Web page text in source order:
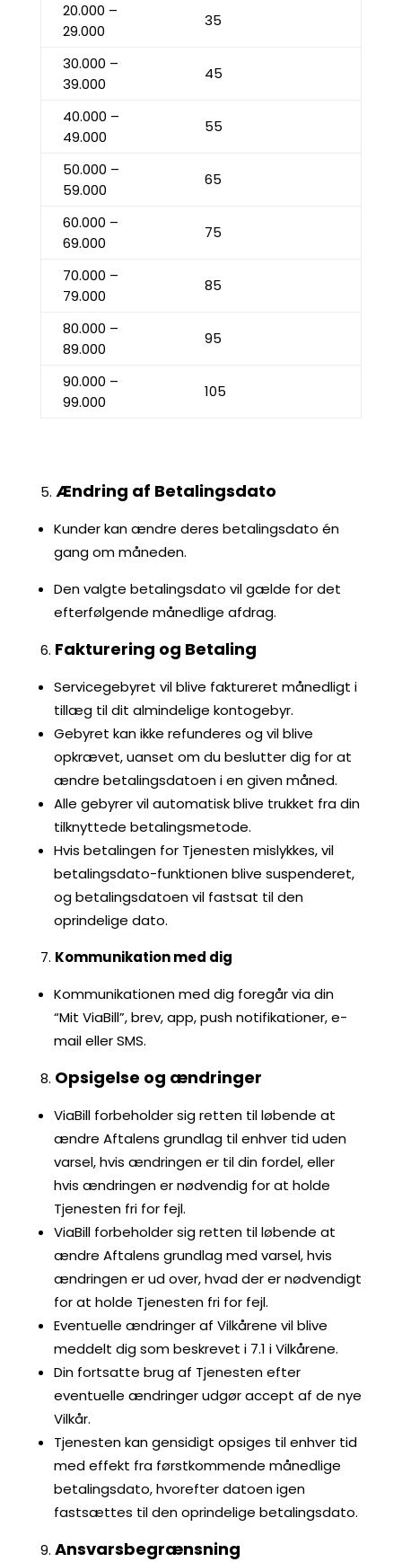
20.000 –
29.000
35
30.000 –
39.000
45
40.000 –
49.000
55
50.000 –
59.000
65
60.000 –
69.000
75
70.000 –
79.000
85
80.000 –
89.000
95
90.000 –
99.000
105
Ændring af Betalingsdato
Kunder kan ændre deres betalingsdato én
gang om måneden.
Den valgte betalingsdato vil gælde for det
efterfølgende månedlige afdrag.
Fakturering og Betaling
Servicegebyret vil blive faktureret månedligt i
tillæg til dit almindelige kontogebyr.
Gebyret kan ikke refunderes og vil blive
opkrævet, uanset om du beslutter dig for at
ændre betalingsdatoen i en given måned.
Alle gebyrer vil automatisk blive trukket fra din
tilknyttede betalingsmetode.
Hvis betalingen for Tjenesten mislykkes, vil
betalingsdato-funktionen blive suspenderet,
og betalingsdatoen vil fastsat til den
oprindelige dato.
Kommunikation med dig
Kommunikationen med dig foregår via din
“Mit ViaBill”, brev, app, push notifikationer, e-
mail eller SMS.
Opsigelse og ændringer
ViaBill forbeholder sig retten til løbende at
ændre Aftalens grundlag til enhver tid uden
varsel, hvis ændringen er til din fordel, eller
hvis ændringen er nødvendig for at holde
Tjenesten fri for fejl.
ViaBill forbeholder sig retten til løbende at
ændre Aftalens grundlag med varsel, hvis
ændringen er ud over, hvad der er nødvendigt
for at holde Tjenesten fri for fejl.
Eventuelle ændringer af Vilkårene vil blive
meddelt dig som beskrevet i 7.1 i Vilkårene.
Din fortsatte brug af Tjenesten efter
eventuelle ændringer udgør accept af de nye
Vilkår.
Tjenesten kan gensidigt opsiges til enhver tid
med effekt fra førstkommende månedlige
betalingsdato, hvorefter datoen igen
fastsættes til den oprindelige betalingsdato.
Ansvarsbegrænsning